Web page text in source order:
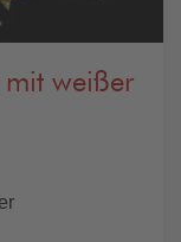
weißer